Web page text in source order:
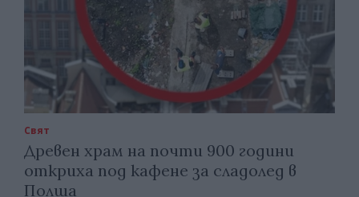
Свят
Древен храм на почти 900 години
откриха под кафене за сладолед в
Полша